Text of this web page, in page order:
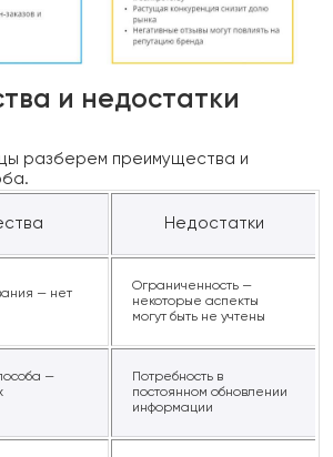
и недостатки
разберем преимущества и
Недостатки
— нет
Ограниченность —
некоторые аспекты
могут быть не учтены
—
Потребность в
постоянном обновлении
информации